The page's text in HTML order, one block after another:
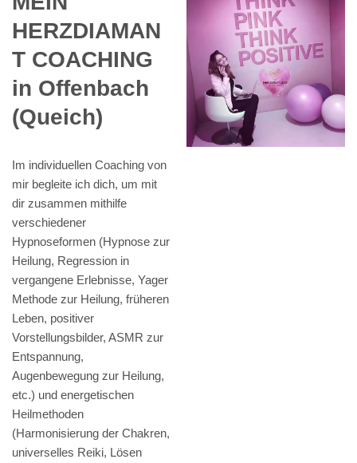
HERZDIAMAN
T COACHING
in Offenbach
(Queich)
Im individuellen Coaching von
mir begleite ich dich, um mit
dir zusammen mithilfe
verschiedener
Hypnoseformen (Hypnose zur
Heilung, Regression in
vergangene Erlebnisse, Yager
Methode zur Heilung, früheren
Leben, positiver
Vorstellungsbilder, ASMR zur
Entspannung,
Augenbewegung zur Heilung,
etc.) und energetischen
Heilmethoden
(Harmonisierung der Chakren,
universelles Reiki, Lösen